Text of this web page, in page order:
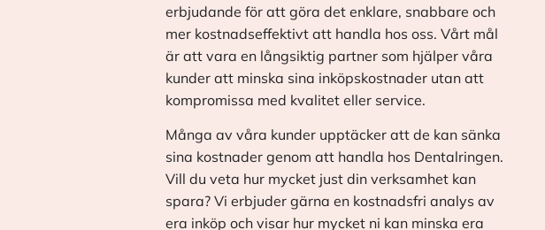
erbjudande för att göra det enklare, snabbare och
mer kostnadseffektivt att handla hos oss. Vårt mål
är att vara en långsiktig partner som hjälper våra
kunder att minska sina inköpskostnader utan att
kompromissa med kvalitet eller service.
Många av våra kunder upptäcker att de kan sänka
sina kostnader genom att handla hos Dentalringen.
Vill du veta hur mycket just din verksamhet kan
spara? Vi erbjuder gärna en kostnadsfri analys av
era inköp och visar hur mycket ni kan minska era